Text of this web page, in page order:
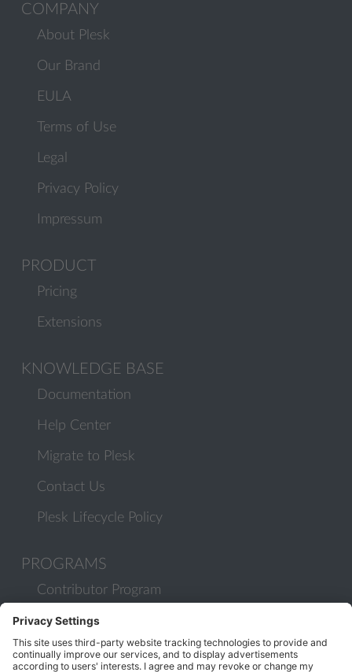
COMPANY
About Plesk
Our Brand
EULA
Terms of Use
Legal
Privacy Policy
Impressum
PRODUCT
Pricing
Extensions
KNOWLEDGE BASE
Documentation
Help Center
Migrate to Plesk
Contact Us
Plesk Lifecycle Policy
PROGRAMS
Contributor Program
Partner Program
COMMUNITY